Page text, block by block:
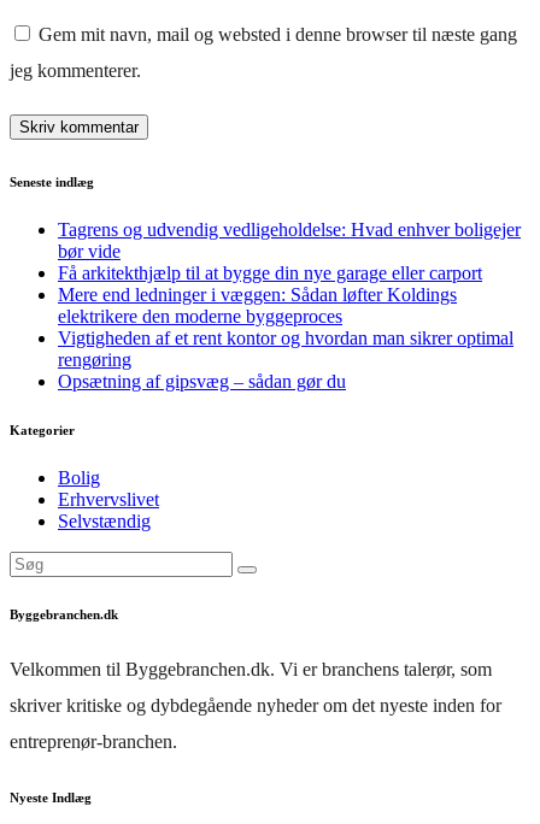
Gem mit navn, mail og websted i denne browser til næste gang
jeg kommenterer.
Seneste indlæg
Tagrens og udvendig vedligeholdelse: Hvad enhver boligejer
bør vide
Få arkitekthjælp til at bygge din nye garage eller carport
Mere end ledninger i væggen: Sådan løfter Koldings
elektrikere den moderne byggeproces
Vigtigheden af et rent kontor og hvordan man sikrer optimal
rengøring
Opsætning af gipsvæg – sådan gør du
Kategorier
Bolig
Erhvervslivet
Selvstændig
Byggebranchen.dk
Velkommen til Byggebranchen.dk. Vi er branchens talerør, som
skriver kritiske og dybdegående nyheder om det nyeste inden for
entreprenør-branchen.
Nyeste Indlæg